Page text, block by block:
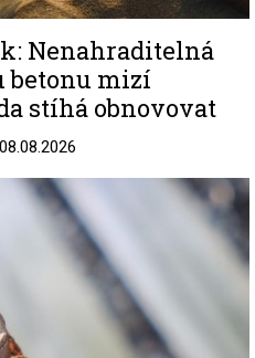
Nenahraditelná
betonu mizí
stíhá obnovovat
08.08.2026